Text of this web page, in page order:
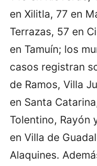
en Xilitla, 77 en
Terrazas, 57 en
en Tamuín; los
casos registran
de Ramos, Villa
en Santa
Tolentino, Rayón
en Villa de
Alaquines.